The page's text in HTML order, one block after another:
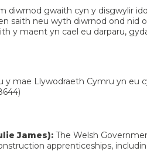
diwrnod gwaith cyn y disgwylir
saith neu wyth diwrnod ond nid
y maent yn cael eu darparu,
y mae Llywodraeth Cymru yn eu
James): The Welsh
apprenticeships,